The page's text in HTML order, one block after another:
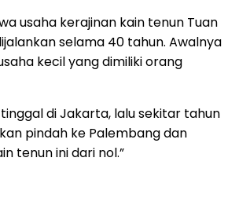
usaha kerajinan kain tenun Tuan
selama 40 tahun. Awalnya
kecil yang dimiliki orang
di Jakarta, lalu sekitar tahun
pindah ke Palembang dan
tenun ini dari nol.”